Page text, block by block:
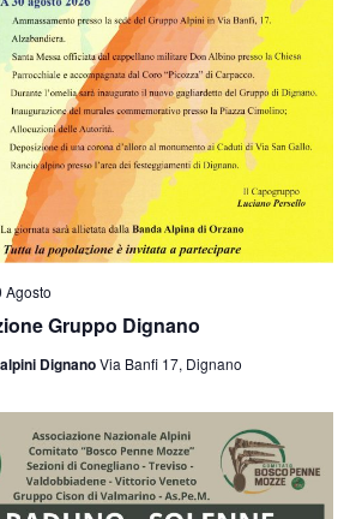
Gruppo Dignano
Agosto
DignanoVia Banfi 17, Dignano